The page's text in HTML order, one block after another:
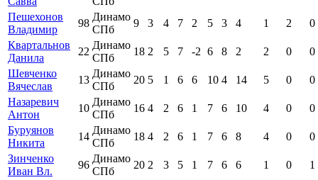
Пешехонов
Владимир
98
Динамо
СПб
9 3 4 7 2 5 3 4 1 2
0
Квартальнов
Данила
22
Динамо
СПб
18 2 5 7 -2 6 8 2 2 0
0
Шевченко
Вячеслав
13
Динамо
СПб
20 5 1 6 6 10 4 14 5 0
0
Назаревич
Антон
10
Динамо
СПб
16 4 2 6 1 7 6 10 4 0
0
Буруянов
Никита
14
Динамо
СПб
18 4 2 6 1 7 6 8 4 0
0
Зинченко
Иван Вл.
96
Динамо
СПб
20 2 3 5 1 7 6 6 1 0
1